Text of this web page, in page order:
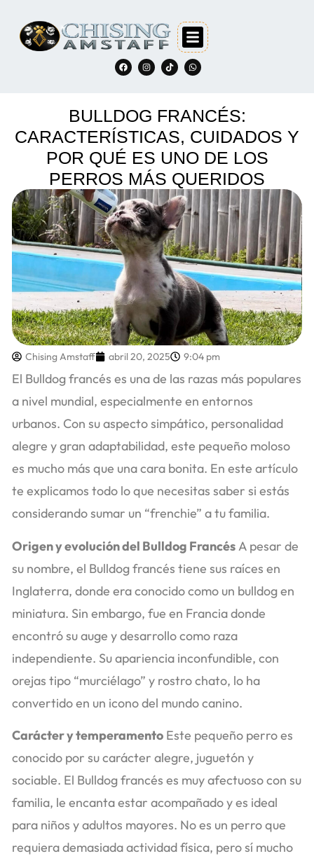
BULLDOG FRANCÉS:
CARACTERÍSTICAS, CUIDADOS Y
POR QUÉ ES UNO DE LOS
PERROS MÁS QUERIDOS
Chising Amstaff abril 20, 2025 9:04 pm
El Bulldog francés es una de las razas más populares
a nivel mundial, especialmente en entornos
urbanos. Con su aspecto simpático, personalidad
alegre y gran adaptabilidad, este pequeño moloso
es mucho más que una cara bonita. En este artículo
te explicamos todo lo que necesitas saber si estás
considerando sumar un “frenchie” a tu familia.
Origen y evolución del Bulldog Francés A pesar de
su nombre, el Bulldog francés tiene sus raíces en
Inglaterra, donde era conocido como un bulldog en
miniatura. Sin embargo, fue en Francia donde
encontró su auge y desarrollo como raza
independiente. Su apariencia inconfundible, con
orejas tipo “murciélago” y rostro chato, lo ha
convertido en un icono del mundo canino.
Carácter y temperamento Este pequeño perro es
conocido por su carácter alegre, juguetón y
sociable. El Bulldog francés es muy afectuoso con su
familia, le encanta estar acompañado y es ideal
para niños y adultos mayores. No es un perro que
requiera demasiada actividad física, pero sí mucho